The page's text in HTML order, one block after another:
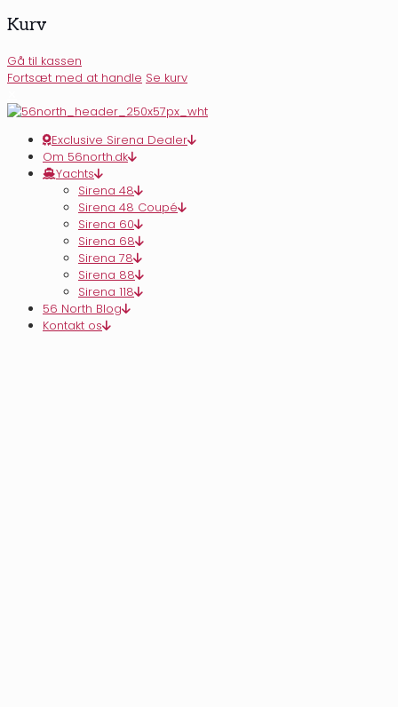
Kurv
Gå til kassen
Fortsæt med at handle Se kurv
Exclusive Sirena Dealer
Om 56north.dk
Yachts
Sirena 48
Sirena 48 Coupé
Sirena 60
Sirena 68
Sirena 78
Sirena 88
Sirena 118
56 North Blog
Kontakt os